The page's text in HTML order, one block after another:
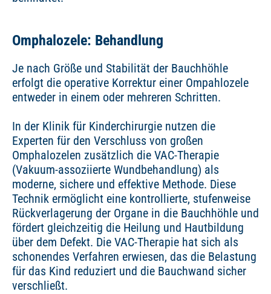
Omphalozele: Behandlung
Je nach Größe und Stabilität der Bauchhöhle
erfolgt die operative Korrektur einer Ompahlozele
entweder in einem oder mehreren Schritten.
In der Klinik für Kinderchirurgie nutzen die
Experten für den Verschluss von großen
Omphalozelen zusätzlich die VAC-Therapie
(Vakuum-assoziierte Wundbehandlung) als
moderne, sichere und effektive Methode. Diese
Technik ermöglicht eine kontrollierte, stufenweise
Rückverlagerung der Organe in die Bauchhöhle und
fördert gleichzeitig die Heilung und Hautbildung
über dem Defekt. Die VAC-Therapie hat sich als
schonendes Verfahren erwiesen, das die Belastung
für das Kind reduziert und die Bauchwand sicher
verschließt.